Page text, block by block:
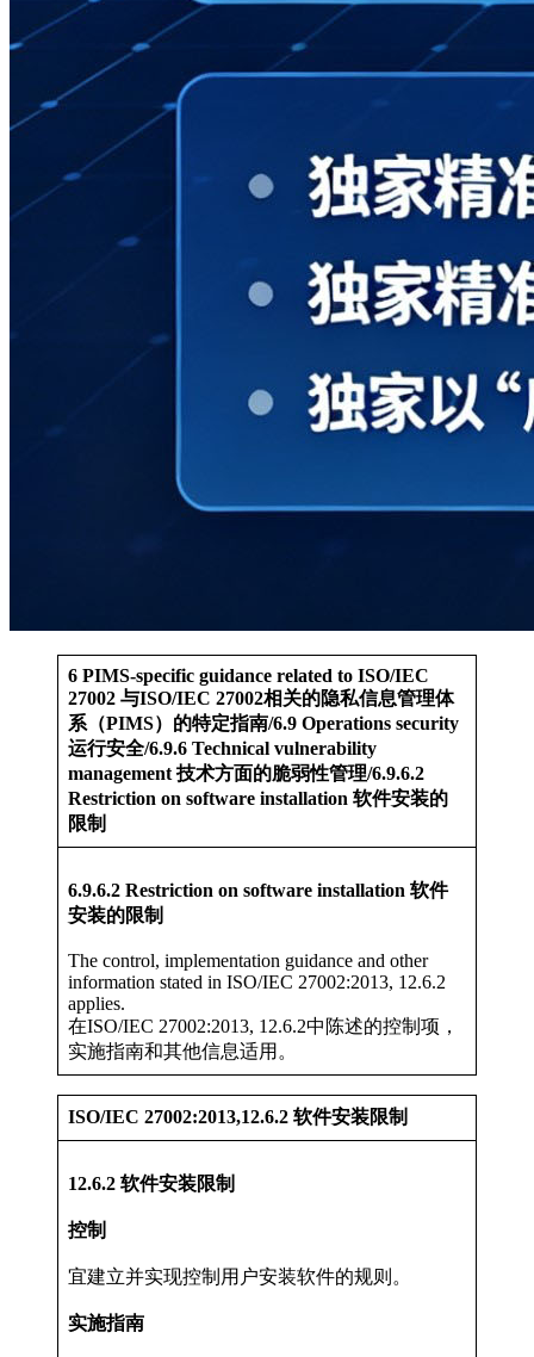
6 PIMS-specific guidance related to ISO/IEC
27002 与ISO/IEC 27002相关的隐私信息管理体
系（PIMS）的特定指南/6.9 Operations security
运行安全/6.9.6 Technical vulnerability
management 技术方面的脆弱性管理/6.9.6.2
Restriction on software installation 软件安装的
限制
6.9.6.2 Restriction on software installation 软件
安装的限制
The control, implementation guidance and other
information stated in ISO/IEC 27002:2013, 12.6.2
applies.
在ISO/IEC 27002:2013, 12.6.2中陈述的控制项，
实施指南和其他信息适用。
ISO/IEC 27002:2013,12.6.2 软件安装限制
12.6.2 软件安装限制
控制
宜建立并实现控制用户安装软件的规则。
实施指南